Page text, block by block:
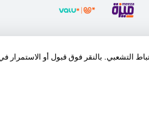
التشعبي. بالنقر فوق قبول أو
بيان الخصوصية الكوكيز